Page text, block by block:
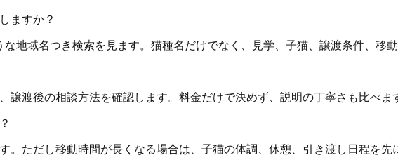
ますか？
地域名つき検索を見ます。猫種名だけでなく、見学、子猫、譲渡条件、移
譲渡後の相談方法を確認します。料金だけで決めず、説明の丁寧さも比べま
。ただし移動時間が長くなる場合は、子猫の体調、休憩、引き渡し日程を先